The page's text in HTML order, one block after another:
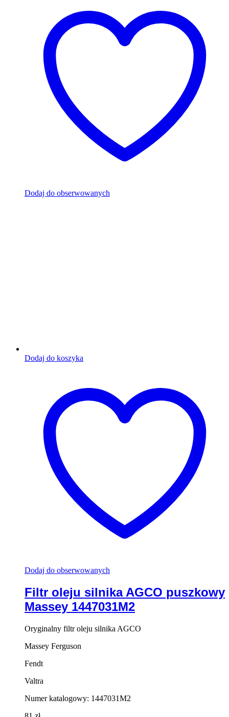
Dodaj do obserwowanych
Dodaj do koszyka
Dodaj do obserwowanych
Filtr oleju silnika AGCO puszkowy
Massey 1447031M2
Oryginalny filtr oleju silnika AGCO
Massey Ferguson
Fendt
Valtra
Numer katalogowy: 1447031M2